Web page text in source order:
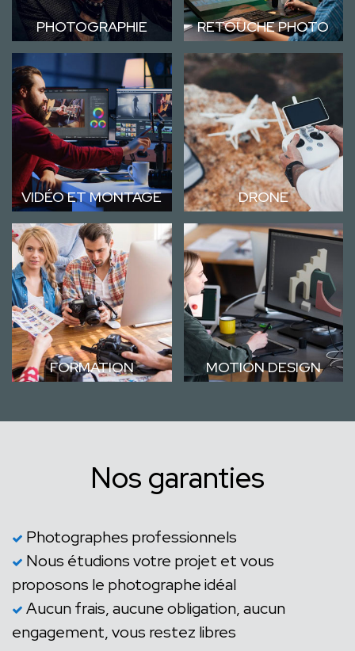
PHOTOGRAPHIE RETOUCHE PHOTO
VIDÉO ET MONTAGE DRONE
FORMATION MOTION DESIGN
Nos garanties
Photographes professionnels
Nous étudions votre projet et vous
proposons le photographe idéal
Aucun frais, aucune obligation, aucun
engagement, vous restez libres